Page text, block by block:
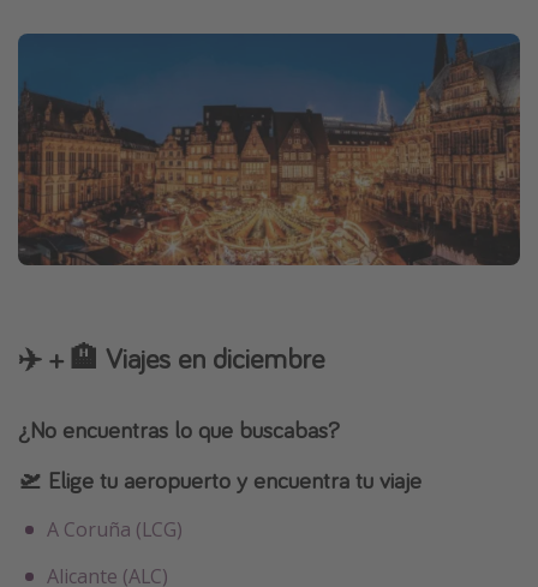
✈️ + 🏨 Viajes en diciembre
¿No encuentras lo que buscabas?
🛫 Elige tu aeropuerto y encuentra tu viaje
A Coruña (LCG)
Alicante (ALC)